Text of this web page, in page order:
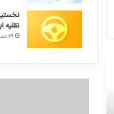
نقلیه
29 دسامبر 2021